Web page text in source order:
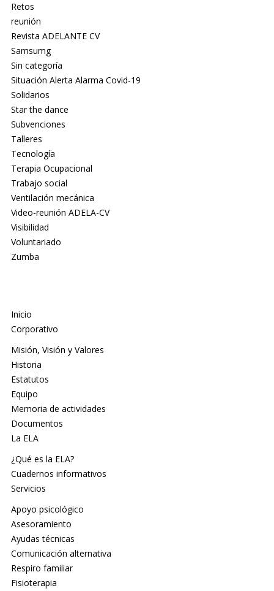
Retos
reunión
Revista ADELANTE CV
Samsumg
Sin categoría
Situación Alerta Alarma Covid-19
Solidarios
Star the dance
Subvenciones
Talleres
Tecnología
Terapia Ocupacional
Trabajo social
Ventilación mecánica
Video-reunión ADELA-CV
Visibilidad
Voluntariado
Zumba
Inicio
Corporativo
Misión, Visión y Valores
Historia
Estatutos
Equipo
Memoria de actividades
Documentos
La ELA
¿Qué es la ELA?
Cuadernos informativos
Servicios
Apoyo psicológico
Asesoramiento
Ayudas técnicas
Comunicación alternativa
Respiro familiar
Fisioterapia